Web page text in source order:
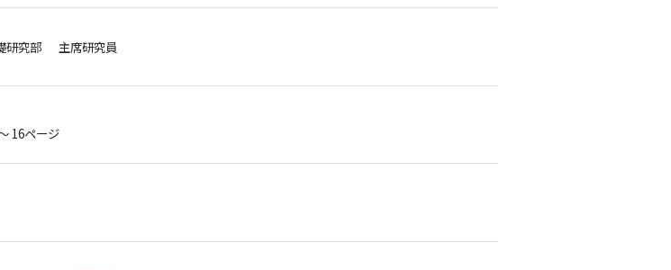
研究部 主席研究員
16ページ